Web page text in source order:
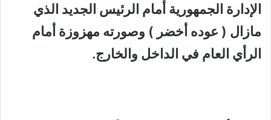
الإدارة الجمهورية أمام الرئيس الجديد الذي
مازال ( عوده أخضر ) وصورته مهزوزة أمام
الرأي العام في الداخل والخارج.